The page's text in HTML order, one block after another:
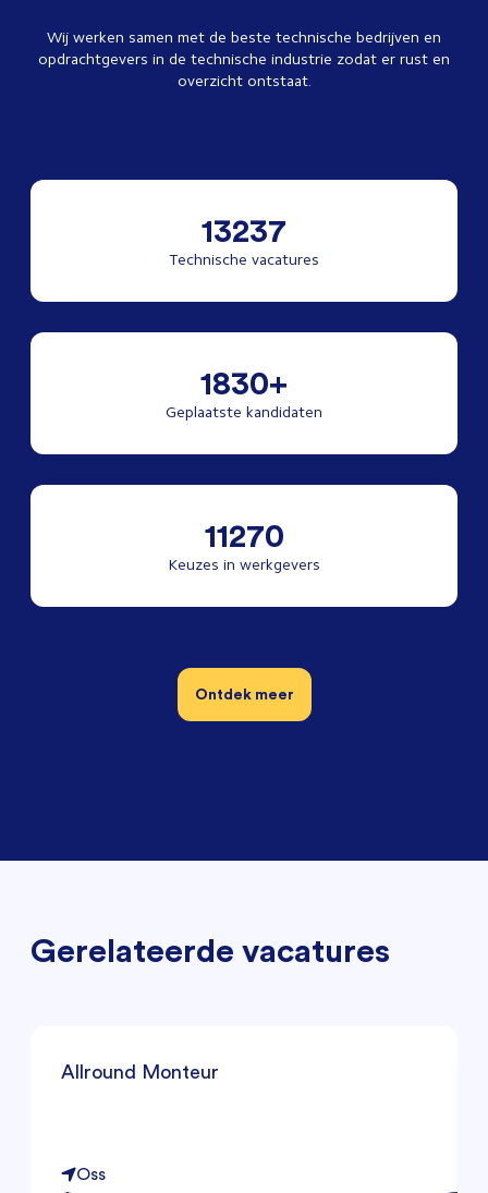
Wij werken samen met de beste technische bedrijven en
opdrachtgevers in de technische industrie zodat er rust en
overzicht ontstaat.
13237
Technische vacatures
1830+
Geplaatste kandidaten
11270
Keuzes in werkgevers
Ontdek meer
Gerelateerde vacatures
Allround Monteur
Oss